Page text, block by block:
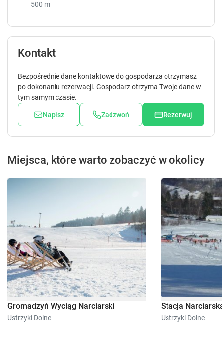
500 m
Kontakt
Bezpośrednie dane kontaktowe do gospodarza otrzymasz
po dokonaniu rezerwacji. Gospodarz otrzyma Twoje dane w
tym samym czasie.
Napisz Zadzwoń Rezerwuj
Miejsca, które warto zobaczyć w okolicy
Gromadzyń Wyciąg Narciarski
Ustrzyki Dolne
Stacja
Ustrzyki Dolne